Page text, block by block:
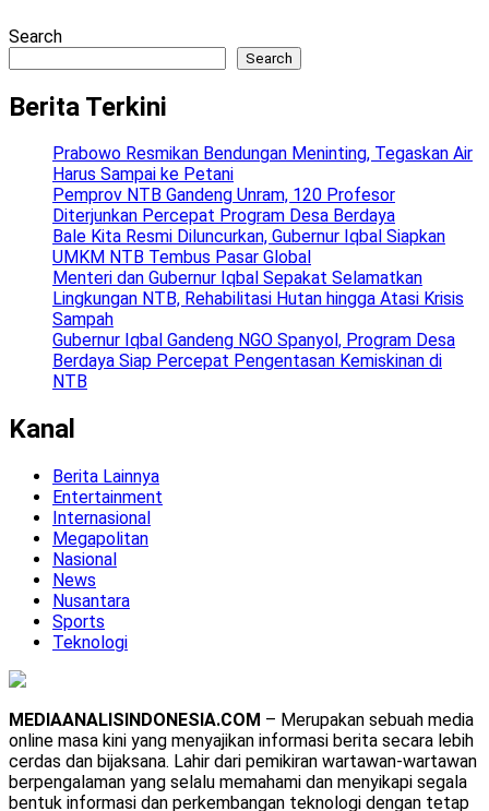
Search
Search
Berita Terkini
Prabowo Resmikan Bendungan Meninting, Tegaskan Air
Harus Sampai ke Petani
Pemprov NTB Gandeng Unram, 120 Profesor
Diterjunkan Percepat Program Desa Berdaya
Bale Kita Resmi Diluncurkan, Gubernur Iqbal Siapkan
UMKM NTB Tembus Pasar Global
Menteri dan Gubernur Iqbal Sepakat Selamatkan
Lingkungan NTB, Rehabilitasi Hutan hingga Atasi Krisis
Sampah
Gubernur Iqbal Gandeng NGO Spanyol, Program Desa
Berdaya Siap Percepat Pengentasan Kemiskinan di
NTB
Kanal
Berita Lainnya
Entertainment
Internasional
Megapolitan
Nasional
News
Nusantara
Sports
Teknologi
MEDIAANALISINDONESIA.COM – Merupakan sebuah media
online masa kini yang menyajikan informasi berita secara lebih
cerdas dan bijaksana. Lahir dari pemikiran wartawan-wartawan
berpengalaman yang selalu memahami dan menyikapi segala
bentuk informasi dan perkembangan teknologi dengan tetap